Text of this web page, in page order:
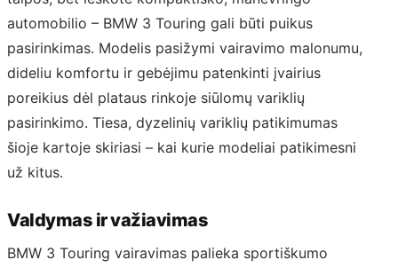
automobilio – BMW 3 Touring gali būti puikus
pasirinkimas. Modelis pasižymi vairavimo malonumu,
dideliu komfortu ir gebėjimu patenkinti įvairius
poreikius dėl plataus rinkoje siūlomų variklių
pasirinkimo. Tiesa, dyzelinių variklių patikimumas
šioje kartoje skiriasi – kai kurie modeliai patikimesni
už kitus.
Valdymas ir važiavimas
BMW 3 Touring vairavimas palieka sportiškumo